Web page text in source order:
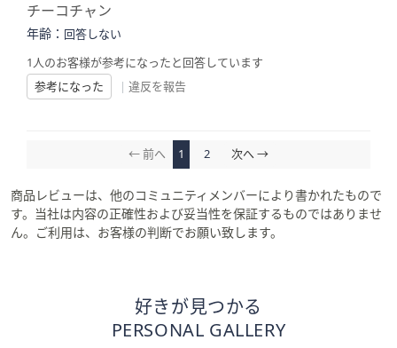
チーコチャン
年齢： 回答しない
1人のお客様が参考になったと回答しています
参考になった
| 違反を報告
← 前へ 1 2 次へ →
商品レビューは、他のコミュニティメンバーにより書かれたもので
す。当社は内容の正確性および妥当性を保証するものではありませ
ん。ご利用は、お客様の判断でお願い致します。
好きが見つかる
PERSONAL GALLERY